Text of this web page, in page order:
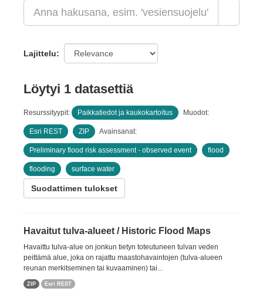
Lajittelu
Löytyi 1 datasettiä
Resurssityypit: Paikkatiedot ja kaukokartoitus Muodot:
Esri REST ZIP Avainsanat:
Preliminary flood risk assessment - observed event flood
flooding surface water
Suodattimen tulokset
Havaitut tulva-alueet / Historic Flood Maps
Havaittu tulva-alue on jonkun tietyn toteutuneen tulvan veden
peittämä alue, joka on rajattu maastohavaintojen (tulva-alueen
reunan merkitseminen tai kuvaaminen) tai...
ZIP Esri REST